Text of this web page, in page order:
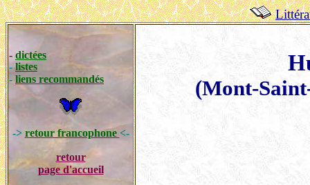
- dictées
-listes
-liens recommandés
-> retour francophone <-
retour
page d'accueil
(Mont-